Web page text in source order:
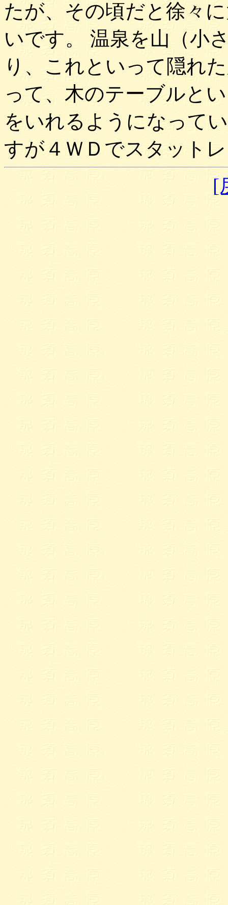
たが、その頃だと徐々
いです。 温泉を山（小
り、これといって隠れ
って、木のテーブルと
をいれるようになって
すが４ＷＤでスタット
[